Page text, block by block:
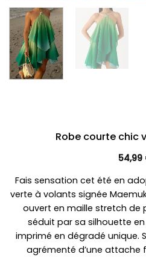
Robe courte chic
54,99
Fais sensation cet été en
verte à volants signée
ouvert en maille stretch de
séduit par sa silhouette
imprimé en dégradé unique.
agrémenté d’une attache